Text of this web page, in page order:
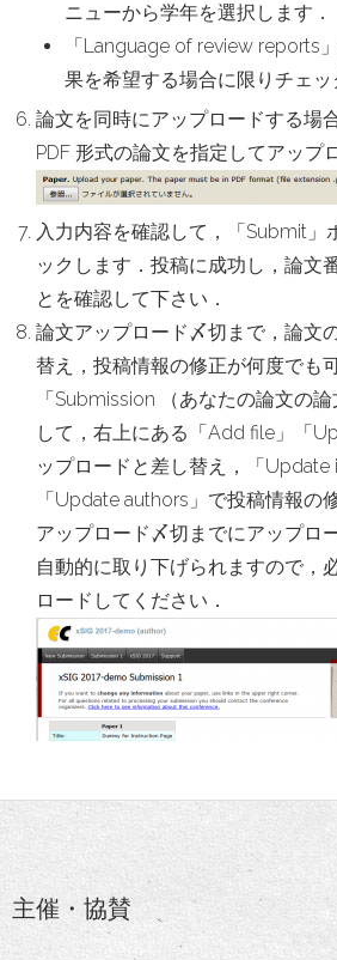
ニューから学年を選択します．
「Language of review reports
果を希望する場合に限りチェッ
論文を同時にアップロードする場
PDF 形式の論文を指定してアップ
入力内容を確認して，「Submit」
ックします．投稿に成功し，論文
とを確認して下さい．
論文アップロード〆切まで，論文
替え，投稿情報の修正が何度でも
「Submission （あなたの論文の
して，右上にある「Add file」「
ップロードと差し替え，「Update
「Update authors」で投稿情報の
アップロード〆切までにアップロ
自動的に取り下げられますので，
ロードしてください．
主催・協賛